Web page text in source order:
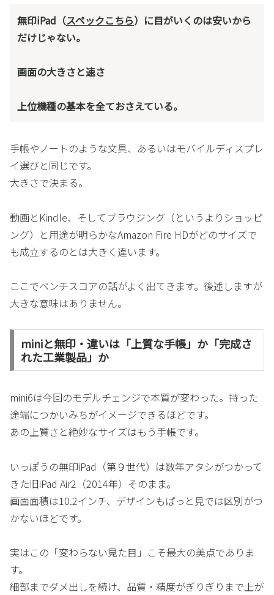
無印iPad（スペックこちら）に目がいくのは安いから
だけじゃない。
画面の大きさと速さ
上位機種の基本を全ておさえている。
手帳やノートのような文具、あるいはモバイルディスプレ
イ選びと同じです。
大きさで決まる。
動画とKindle、そしてブラウジング（というよりショッピ
ング）と用途が明らかなAmazon Fire HDがどのサイズで
も成立するのとは大きく違います。
ここでベンチスコアの話がよく出てきます。後述しますが
大きな意味はありません。
miniと無印・違いは「上質な手帳」か「完成さ
れた工業製品」か
mini6は今回のモデルチェンジで本質が変わった。持った
途端につかいみちがイメージできるほどです。
あの上質さと絶妙なサイズはもう手帳です。
いっぽうの無印iPad（第９世代）は数年アタシがつかって
きた旧iPad Air2（2014年）そのまま。
画面面積は10.2インチ、デザインもぱっと見では区別がつ
かないほどです。
実はこの「変わらない見た目」こそ最大の美点でありま
す。
細部までダメ出しを続け、品質・精度がぎりぎりまで上が